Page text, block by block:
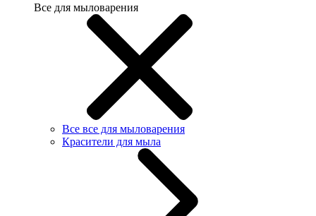
Все для мыловарения
Все все для мыловарения
Красители для мыла